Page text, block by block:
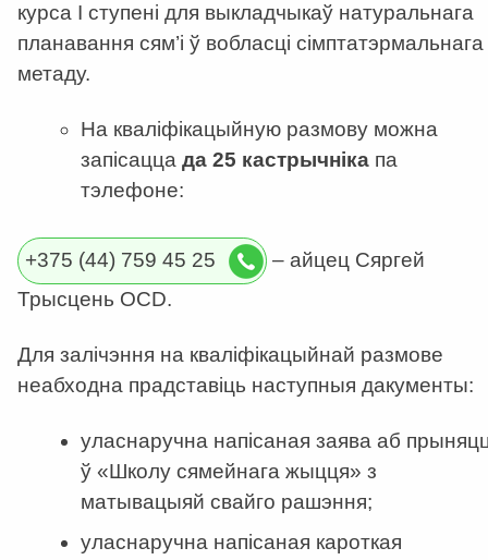
курса І ступені для выкладчыкаў натуральнага
планавання сям’і ў вобласці сімптатэрмальнага
метаду.
На кваліфікацыйную размову можна
запісацца да 25 кастрычнікапа
тэлефоне:
+375 (44) 759 45 25
– айцец Сяргей
Трысцень OCD.
Для залічэння на кваліфікацыйнай размове
неабходна прадставіць наступныя дакументы:
уласнаручна напісаная заява аб
ў «Школу сямейнага жыцця» з
матывацыяй свайго рашэння;
уласнаручна напісаная кароткая